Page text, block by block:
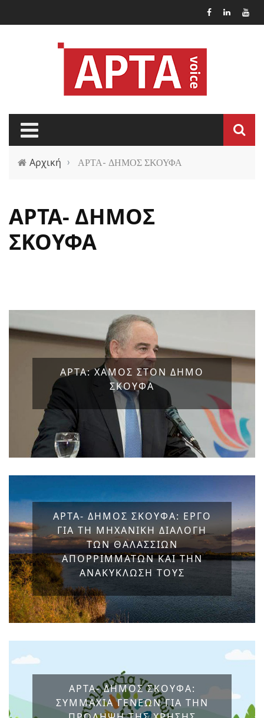
Αρχική › ΑΡΤΑ- ΔΗΜΟΣ ΣΚΟΥΦΑ
ΑΡΤΑ- ΔΗΜΟΣ
ΣΚΟΥΦΑ
ΑΡΤΑ: ΧΑΜΟΣ ΣΤΟΝ ΔΗΜΟ
ΣΚΟΥΦΑ
ΑΡΤΑ- ΔΗΜΟΣ ΣΚΟΥΦΑ: ΕΡΓΟ
ΓΙΑ ΤΗ ΜΗΧΑΝΙΚΗ ΔΙΑΛΟΓΗ
ΤΩΝ ΘΑΛΑΣΣΙΩΝ
ΑΠΟΡΡΙΜΜΑΤΩΝ ΚΑΙ ΤΗΝ
ΑΝΑΚΥΚΛΩΣΗ ΤΟΥΣ
ΑΡΤΑ- ΔΗΜΟΣ ΣΚΟΥΦΑ:
ΣΥΜΜΑΧΙΑ ΓΕΝΕΩΝ ΓΙΑ ΤΗΝ